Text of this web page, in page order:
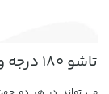
تاشو 180 درجه و قابلیت چرخش 360 درجه